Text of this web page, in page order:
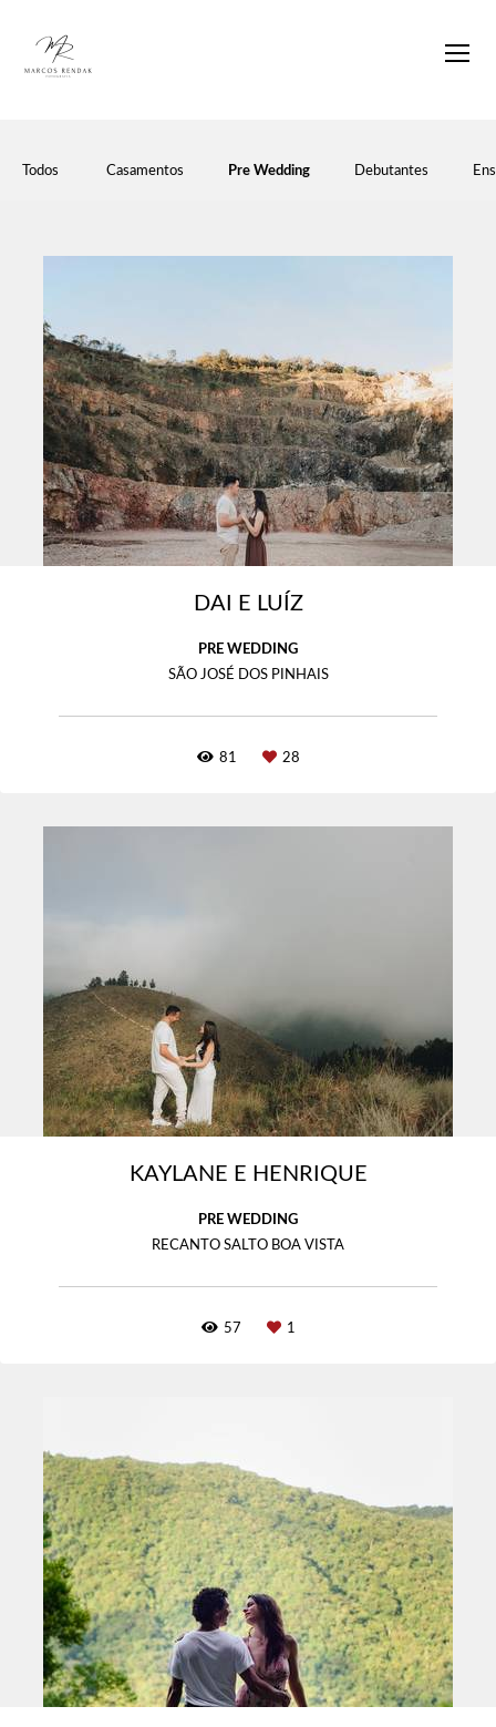
Todos Casamentos Pre Wedding Debutantes
DAI E LUÍZ
PRE WEDDING
SÃO JOSÉ DOS PINHAIS
81 28
KAYLANE E HENRIQUE
PRE WEDDING
RECANTO SALTO BOA VISTA
57 1